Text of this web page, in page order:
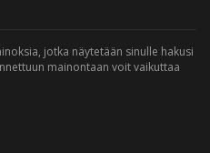
jotka näytetään sinulle hakusi
mainontaan voit vaikuttaa